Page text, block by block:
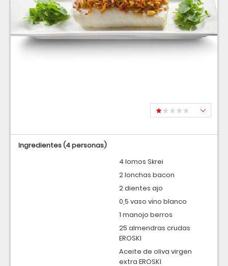
Ingredientes(4 personas)
4 lomos Skrei
2 lonchas bacon
2 dientes ajo
0,5 vaso vino blanco
1 manojo berros
25 almendras crudas
EROSKI
Aceite de oliva virgen
extra EROSKI